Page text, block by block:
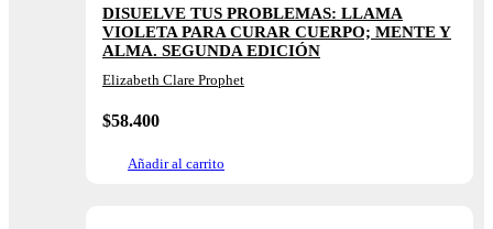
DISUELVE TUS PROBLEMAS: LLAMA
VIOLETA PARA CURAR CUERPO; MENTE Y
ALMA. SEGUNDA EDICIÓN
Elizabeth Clare Prophet
$58.400
Añadir al carrito